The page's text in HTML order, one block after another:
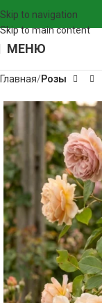
Skip to navigation
Skip to main content
МЕНЮ
Главная Розы